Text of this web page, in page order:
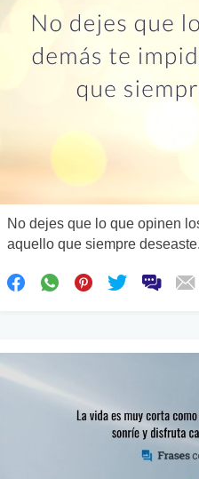
No dejes que lo que opinen
aquello que siempre deseaste.